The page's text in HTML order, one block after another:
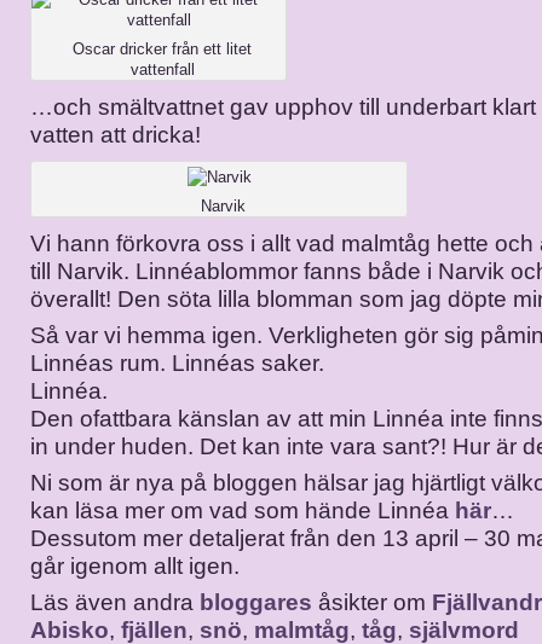
Oscar dricker från ett litet
vattenfall
…och smältvattnet gav upphov till underbart klart
vatten att dricka!
Narvik
Vi hann förkovra oss i allt vad malmtåg hette och
till Narvik. Linnéablommor fanns både i Narvik
överallt! Den söta lilla blomman som jag döpte
Så var vi hemma igen. Verkligheten gör sig
Linnéas rum. Linnéas saker.
Linnéa.
Den ofattbara känslan av att min Linnéa inte
in under huden. Det kan inte vara sant?! Hur är
Ni som är nya på bloggen hälsar jag hjärtligt
kan läsa mer om vad som hände Linnéa här…
Dessutom mer detaljerat från den 13 april – 30
går igenom allt igen.
Läs även andra bloggares åsikter om
Abisko, fjällen, snö, malmtåg, tåg, självmord